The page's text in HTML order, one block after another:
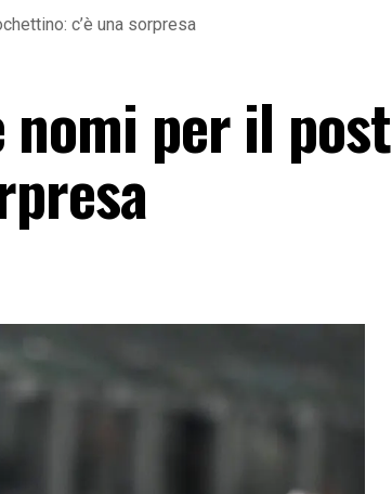
c’è una sorpresa
nomi per il post